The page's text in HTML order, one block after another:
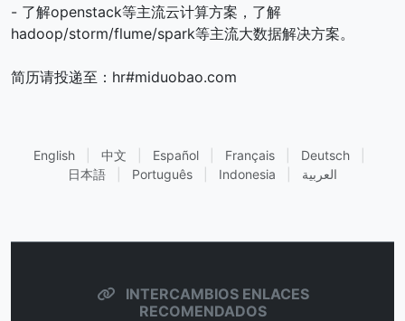
- 了解openstack等主流云计算方案，了解
hadoop/storm/flume/spark等主流大数据解决方案。
简历请投递至：hr#miduobao.com
English 中文 Español Français Deutsch
日本語
Português Indonesia العربية
INTERCAMBIOS ENLACES
RECOMENDADOS